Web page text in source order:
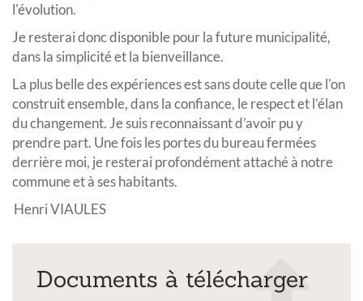
l'évolution.
Je resterai donc disponible pour la future municipalité,
dans la simplicité et la bienveillance.
La plus belle des expériences est sans doute celle que l'on
construit ensemble, dans la confiance, le respect et l’élan
du changement. Je suis reconnaissant d’avoir pu y
prendre part. Une fois les portes du bureau fermées
derrière moi, je resterai profondément attaché à notre
commune et à ses habitants.
Henri VIAULES
Documents à télécharger